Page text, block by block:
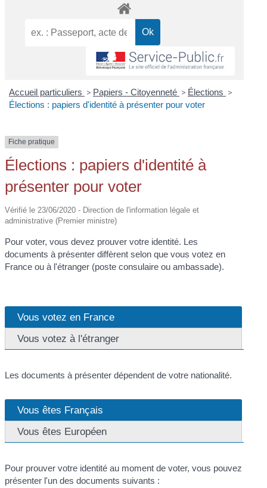
Accueil particuliers > Papiers - Citoyenneté > Élections >
Élections : papiers d'identité à présenter pour voter
Fiche pratique
Élections : papiers d'identité à
présenter pour voter
Vérifié le 23/06/2020 - Direction de l'information légale et
administrative (Premier ministre)
Pour voter, vous devez prouver votre identité. Les
documents à présenter diffèrent selon que vous votez en
France ou à l'étranger (poste consulaire ou ambassade).
Vous votez en France
Vous votez à l'étranger
Les documents à présenter dépendent de votre nationalité.
Vous êtes Français
Vous êtes Européen
Pour prouver votre identité au moment de voter, vous pouvez
présenter l'un des documents suivants :